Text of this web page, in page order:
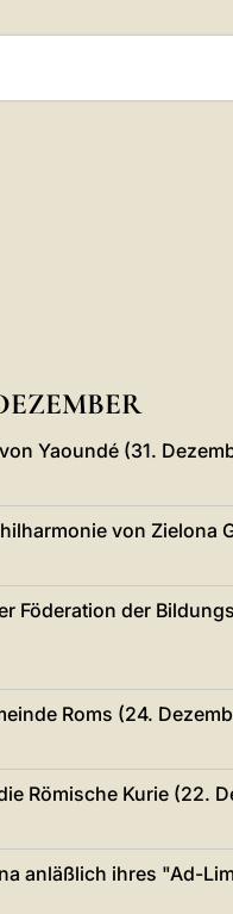
Yaoundé (31.
von Zielona
Föderation der
Roms (24.
Römische Kurie (22.
anläßlich ihres "Ad-